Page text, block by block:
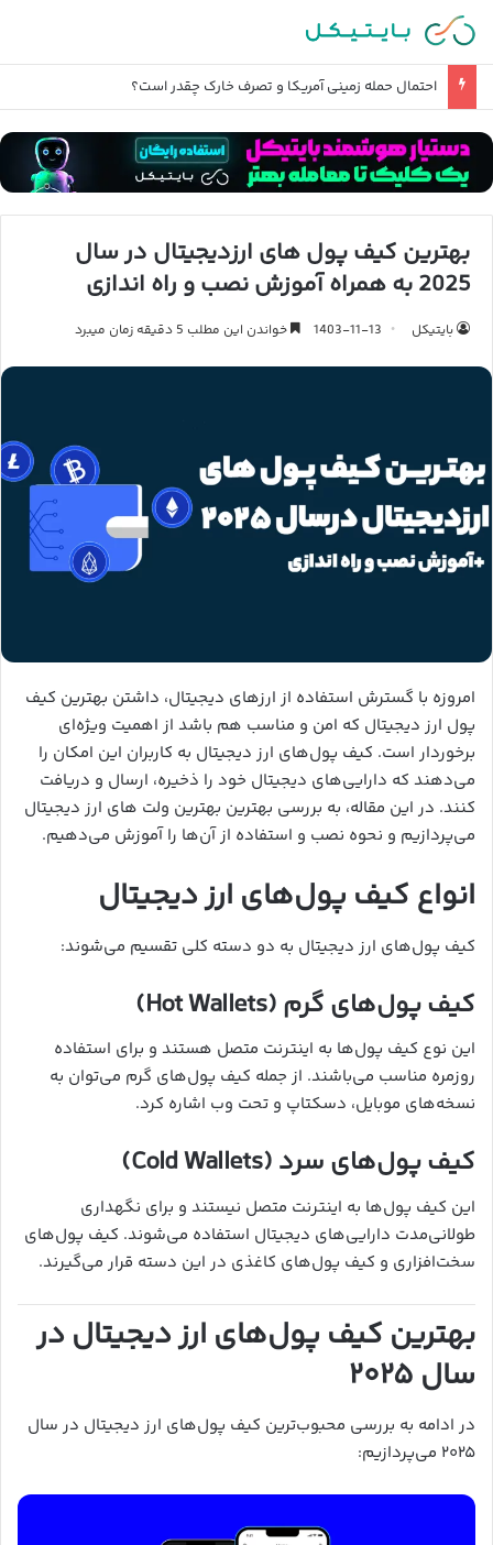
احتمال حمله زمینی آمریکا و تصرف خارک چقدر است؟
بهترین کیف پول های ارزدیجیتال در سال
2025 به همراه آموزش نصب و راه اندازی
بایتیکل 1403-11-13 خواندن این مطلب 5 دقیقه زمان میبرد
امروزه با گسترش استفاده از ارزهای دیجیتال، داشتن بهترین کیف
پول ارز دیجیتال که امن و مناسب هم باشد از اهمیت ویژه‌ای
برخوردار است. کیف پول‌های ارز دیجیتال به کاربران این امکان را
می‌دهند که دارایی‌های دیجیتال خود را ذخیره، ارسال و دریافت
کنند. در این مقاله، به بررسی بهترین بهترین ولت های ارز دیجیتال
می‌پردازیم و نحوه نصب و استفاده از آن‌ها را آموزش می‌دهیم.
انواع کیف پول‌های ارز دیجیتال
کیف پول‌های ارز دیجیتال به دو دسته کلی تقسیم می‌شوند:
کیف پول‌های گرم (Hot Wallets)
این نوع کیف پول‌ها به اینترنت متصل هستند و برای استفاده
روزمره مناسب می‌باشند. از جمله کیف پول‌های گرم می‌توان به
نسخه‌های موبایل، دسکتاپ و تحت وب اشاره کرد.
کیف پول‌های سرد (Cold Wallets)
این کیف پول‌ها به اینترنت متصل نیستند و برای نگهداری
طولانی‌مدت دارایی‌های دیجیتال استفاده می‌شوند. کیف پول‌های
سخت‌افزاری و کیف پول‌های کاغذی در این دسته قرار می‌گیرند.
بهترین کیف پول‌های ارز دیجیتال در
سال ۲۰۲۵
در ادامه به بررسی محبوب‌ترین کیف پول‌های ارز دیجیتال در سال
۲۰۲۵ می‌پردازیم: